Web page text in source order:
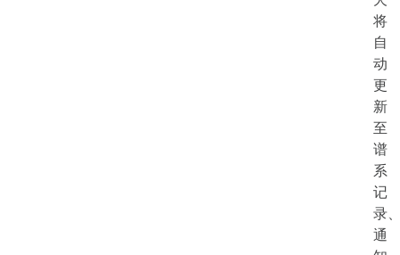
将
自
动
更
新
至
谱
系
记
录
通